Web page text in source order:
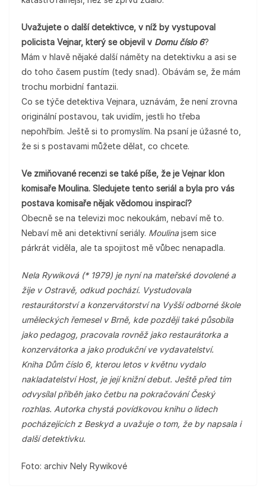
Uvažujete o další detektivce, v níž by vystupoval
policista Vejnar, který se objevil v Domu číslo 6?
Mám v hlavě nějaké další náměty na detektivku a asi se
do toho časem pustím (tedy snad). Obávám se, že mám
trochu morbidní fantazii.
Co se týče detektiva Vejnara, uznávám, že není zrovna
originální postavou, tak uvidím, jestli ho třeba
nepohřbím. Ještě si to promyslím. Na psaní je úžasné to,
že si s postavami můžete dělat, co chcete.
Ve zmiňované recenzi se také píše, že je Vejnar klon
komisaře Moulina. Sledujete tento seriál a byla pro vás
postava komisaře nějak vědomou inspirací?
Obecně se na televizi moc nekoukám, nebaví mě to.
Nebaví mě ani detektivní seriály. Moulina jsem sice
párkrát viděla, ale ta spojitost mě vůbec nenapadla.
Nela Rywiková (* 1979) je nyní na mateřské dovolené a
žije v Ostravě, odkud pochází. Vystudovala
restaurátorství a konzervátorství na Vyšší odborné škole
uměleckých řemesel v Brně, kde později také působila
jako pedagog, pracovala rovněž jako restaurátorka a
konzervátorka a jako produkční ve vydavatelství.
Kniha Dům číslo 6, kterou letos v květnu vydalo
nakladatelství Host, je její knižní debut. Ještě před tím
odvysílal příběh jako četbu na pokračování Český
rozhlas. Autorka chystá povídkovou knihu o lidech
pocházejících z Beskyd a uvažuje o tom, že by napsala i
další detektivku.
Foto: archiv Nely Rywikové